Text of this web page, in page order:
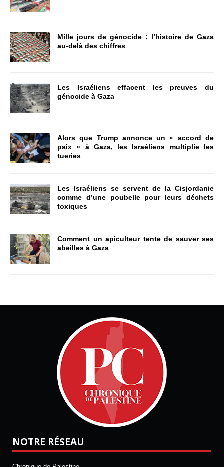
Mille jours de génocide : l’histoire de Gaza
au-delà des chiffres
Les Israéliens effacent les preuves du
génocide à Gaza
Alors que Trump annonce un « accord de
paix » à Gaza, les Israéliens multiplie les
tueries
Les Israéliens se servent de la Cisjordanie
comme d’une poubelle pour leurs déchets
toxiques
Comment un apiculteur tente de sauver ses
abeilles à Gaza
NOTRE RÉSEAU